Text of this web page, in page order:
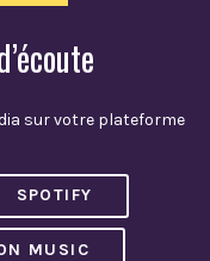
sur votre plateforme
SPOTIFY
MUSIC